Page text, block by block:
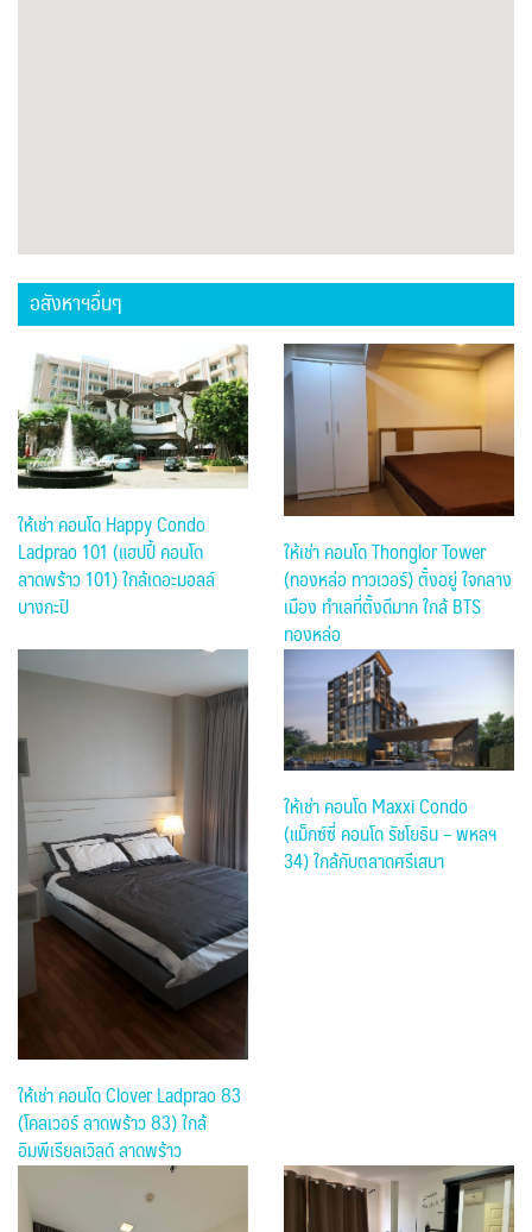
อสังหาฯอื่นๆ
ให้เช่า คอนโด Happy Condo
Ladprao 101 (แฮปปี้ คอนโด
ลาดพร้าว 101) ใกล้เดอะมอลล์
บางกะปิ
ให้เช่า คอนโด Thonglor Tower
(ทองหล่อ ทาวเวอร์) ตั้งอยู่ ใจกลาง
เมือง ทำเลที่ตั้งดีมาก ใกล้ BTS
ทองหล่อ
ให้เช่า คอนโด Clover Ladprao 83
(โคลเวอร์ ลาดพร้าว 83) ใกล้
อิมพีเรียลเวิลด์ ลาดพร้าว
ให้เช่า คอนโด Maxxi Condo
(แม็กซ์ซี่ คอนโด รัชโยธิน – พหลฯ
34) ใกล้กับตลาดศรีเสนา